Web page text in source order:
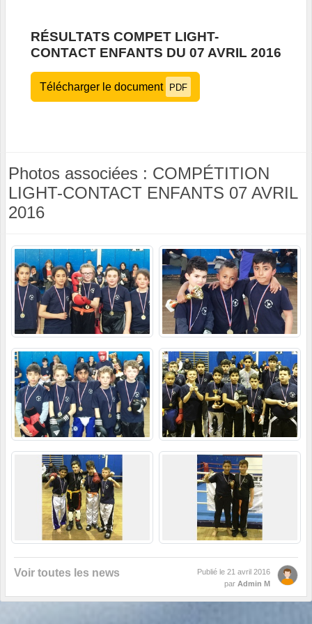
RÉSULTATS COMPET LIGHT-
CONTACT ENFANTS DU 07 AVRIL 2016
Télécharger le document PDF
Photos associées : COMPÉTITION
LIGHT-CONTACT ENFANTS 07 AVRIL
2016
Voir toutes les news Publié le 21 avril 2016
par Admin M